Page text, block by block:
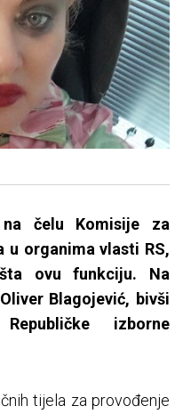
čelu Komisije za
u organima vlasti RS,
ovu funkciju. Na
Blagojević, bivši
izborne
tijela za provođenje